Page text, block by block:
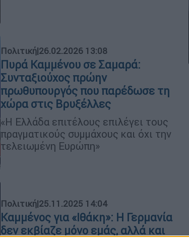
Πολιτική|26.02.2026 13:08
Πυρά Καμμένου σε Σαμαρά:
Συνταξιούχος πρώην
πρωθυπουργός που παρέδωσε τη
χώρα στις Βρυξέλλες
«Η Ελλάδα επιτέλους επιλέγει τους
πραγματικούς συμμάχους και όχι την
τελειωμένη Ευρώπη»
Πολιτική|25.11.2025 14:04
Καμμένος για «Ιθάκη»: Η Γερμανία
δεν εκβίαζε μόνο εμάς, αλλά και